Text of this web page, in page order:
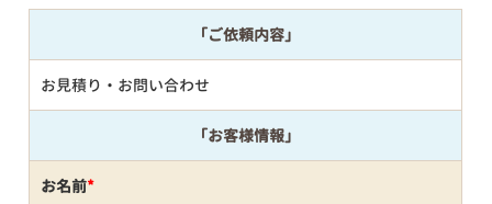
「ご依頼内容」
お見積り・お問い合わせ
「お客様情報」
お名前*